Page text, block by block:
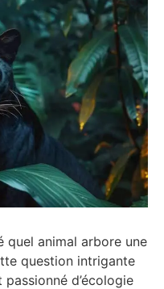
quel animal arbore une
question intrigante
passionné d’écologie